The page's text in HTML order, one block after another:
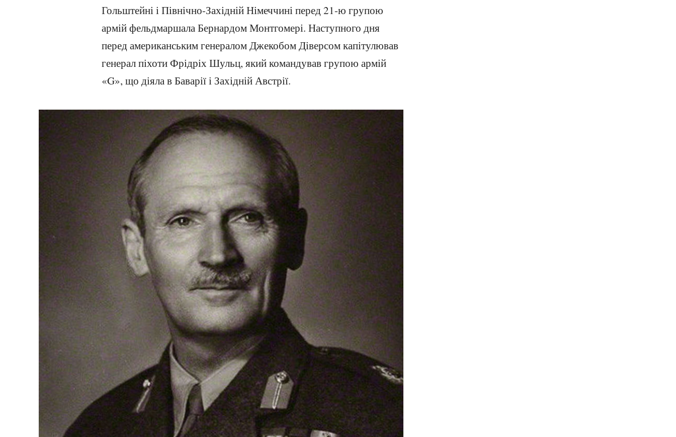
Гольштейні і Північно-Західній Німеччині перед 21-ю групою
армій фельдмаршала Бернардом Монтгомері. Наступного дня
перед американським генералом Джекобом Діверсом капітулював
генерал піхоти Фрідріх Шульц, який командував групою армій
«G», що діяла в Баварії і Західній Австрії.